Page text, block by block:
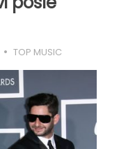
TOP MUSIC